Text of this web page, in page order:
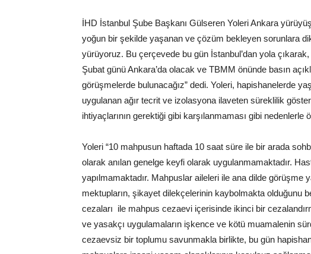
İHD İstanbul Şube Başkanı Gülseren Yoleri Ankara
yoğun bir şekilde yaşanan ve çözüm bekleyen sorunlara
yürüyoruz. Bu çerçevede bu gün İstanbul’dan yola
Şubat günü Ankara’da olacak ve TBMM önünde basın
görüşmelerde bulunacağız” dedi. Yoleri, hapishanelerde
uygulanan ağır tecrit ve izolasyona ilaveten süreklilik
ihtiyaçlarının gerektiği gibi karşılanmaması gibi nedenlerle
Yoleri “10 mahpusun haftada 10 saat süre ile bir arada
olarak anılan genelge keyfi olarak uygulanmamaktadır.
yapılmamaktadır. Mahpuslar aileleri ile ana dilde görüşme
mektupların, şikayet dilekçelerinin kaybolmakta olduğunu
cezaları ile mahpus cezaevi içerisinde ikinci bir
ve yasakçı uygulamaların işkence ve kötü muamalenin
cezaevsiz bir toplumu savunmakla birlikte, bu gün